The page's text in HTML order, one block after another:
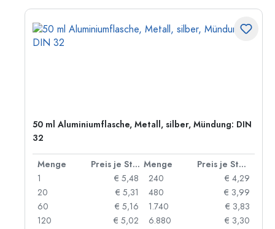
50 ml Aluminiumflasche, Metall, silber, Mündung: DIN
32
Menge Preis je Stück Menge
Preis je Stück
1
€ 5,48
20
€ 5,31
60
€ 5,16
120
€ 5,02
240
€ 4,29
480
€ 3,99
1.740
€ 3,83
6.880
€ 3,30